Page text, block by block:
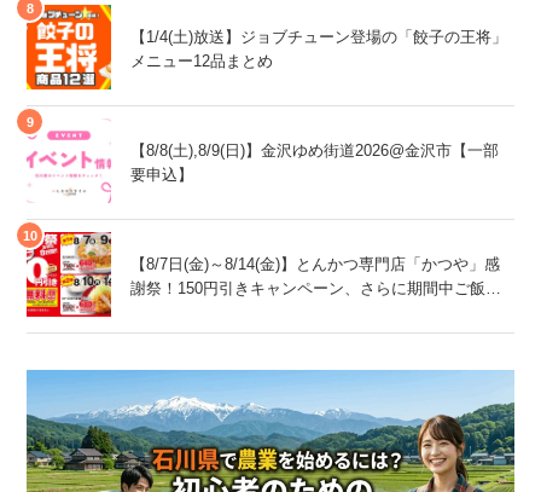
【1/4(土)放送】ジョブチューン登場の「餃子の王将」
メニュー12品まとめ
【8/8(土),8/9(日)】金沢ゆめ街道2026@金沢市【一部
要申込】
【8/7日(金)～8/14(金)】とんかつ専門店「かつや」感
謝祭！150円引きキャンペーン、さらに期間中ご飯大